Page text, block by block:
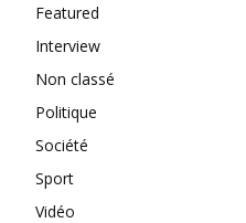
Featured
Interview
Non classé
Politique
Société
Sport
Vidéo